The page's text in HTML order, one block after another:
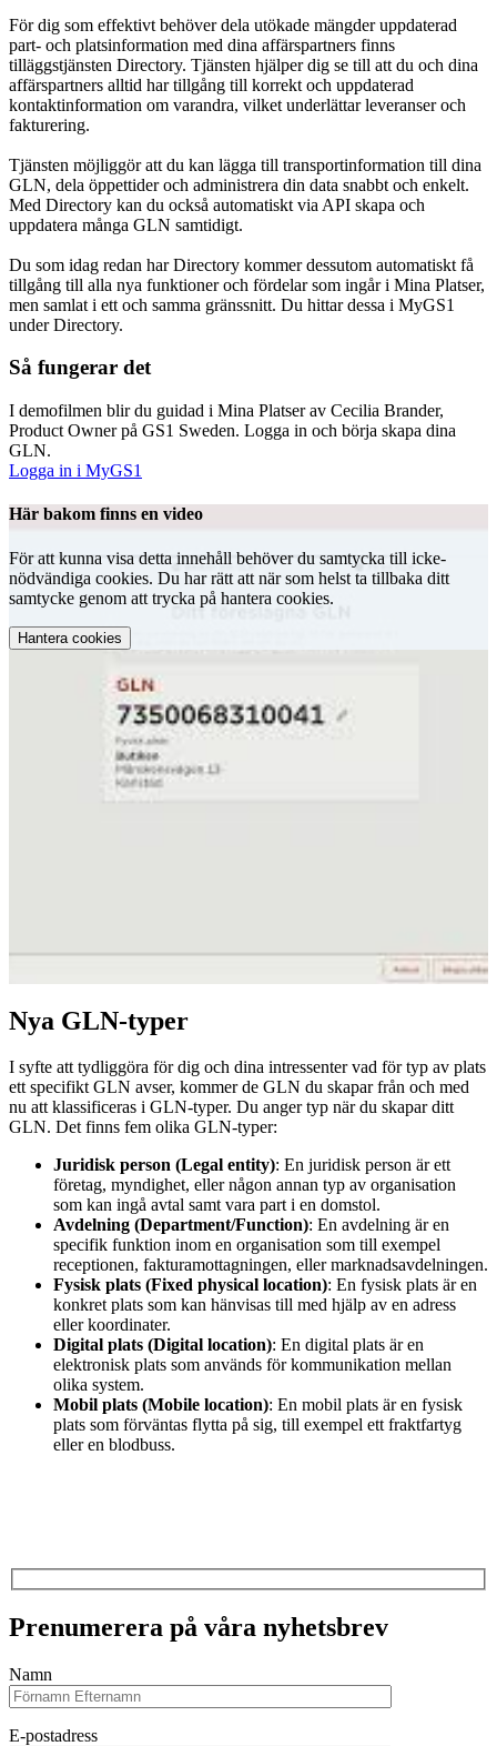
För dig som effektivt behöver dela utökade mängder uppdaterad
part- och platsinformation med dina affärspartners finns
tilläggstjänsten Directory. Tjänsten hjälper dig se till att du och dina
affärspartners alltid har tillgång till korrekt och uppdaterad
kontaktinformation om varandra, vilket underlättar leveranser och
fakturering.
Tjänsten möjliggör att du kan lägga till transportinformation till dina
GLN, dela öppettider och administrera din data snabbt och enkelt.
Med Directory kan du också automatiskt via API skapa och
uppdatera många GLN samtidigt.
Du som idag redan har Directory kommer dessutom automatiskt få
tillgång till alla nya funktioner och fördelar som ingår i Mina Platser,
men samlat i ett och samma gränssnitt. Du hittar dessa i MyGS1
under Directory.
Så fungerar det
I demofilmen blir du guidad i Mina Platser av Cecilia Brander,
Product Owner på GS1 Sweden. Logga in och börja skapa dina
GLN.
Logga in i MyGS1
Här bakom finns en video
För att kunna visa detta innehåll behöver du samtycka till icke-
nödvändiga cookies. Du har rätt att när som helst ta tillbaka ditt
samtycke genom att trycka på hantera cookies.
Hantera cookies
Nya GLN-typer
I syfte att tydliggöra för dig och dina intressenter vad för typ av plats
ett specifikt GLN avser, kommer de GLN du skapar från och med
nu att klassificeras i GLN-typer. Du anger typ när du skapar ditt
GLN. Det finns fem olika GLN-typer:
Juridisk person (Legal entity): En juridisk person är ett
företag, myndighet, eller någon annan typ av organisation
som kan ingå avtal samt vara part i en domstol.
Avdelning (Department/Function): En avdelning är en
specifik funktion inom en organisation som till exempel
receptionen, fakturamottagningen, eller marknadsavdelningen.
Fysisk plats (Fixed physical location): En fysisk plats är en
konkret plats som kan hänvisas till med hjälp av en adress
eller koordinater.
Digital plats (Digital location): En digital plats är en
elektronisk plats som används för kommunikation mellan
olika system.
Mobil plats (Mobile location): En mobil plats är en fysisk
plats som förväntas flytta på sig, till exempel ett fraktfartyg
eller en blodbuss.
Prenumerera på våra nyhetsbrev
Namn
E-postadress